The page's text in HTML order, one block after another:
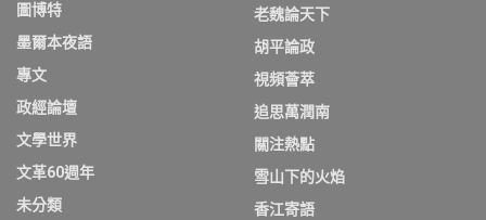
圖博特
墨爾本夜語
專文
政經論壇
文學世界
文革60週年
未分類
老魏論天下
胡平論政
視頻薈萃
追思萬潤南
關注熱點
雪山下的火焰
香江寄語